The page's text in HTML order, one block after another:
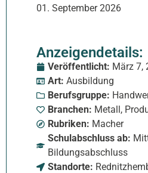
01. September 2026
Anzeigendetails:
Veröffentlicht: März 7,
Art: Ausbildung
Berufsgruppe:
Branchen: Metall,
Rubriken: Macher
Schulabschluss ab:
Bildungsabschluss
Standorte: